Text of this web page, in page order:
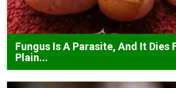
Fungus Is A Parasite, And It Dies
Plain...